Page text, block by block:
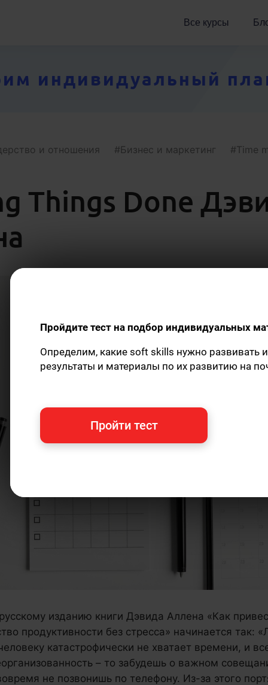
Все курсы
индивидуальный
и отношения Бизнес и маркетинг Time
Things Done
изданию книги Дэвида Аллена «Как
продуктивности без стресса» начинается так:
катастрофически не хватает времени, и
– то забудешь о важном
не позвонишь по телефону. Из-за этого
Пройдите тест на подбор индивидуальных
Определим, какие soft skills нужно развивать
результаты и материалы по их развитию на
Пройти тест